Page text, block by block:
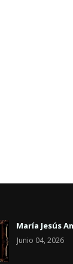
María Jesús
Junio 04, 2026